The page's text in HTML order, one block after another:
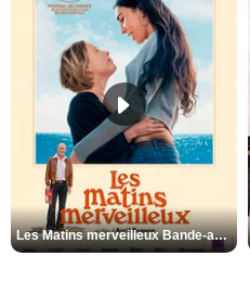
Les Matins merveilleux Bande-annonce VF